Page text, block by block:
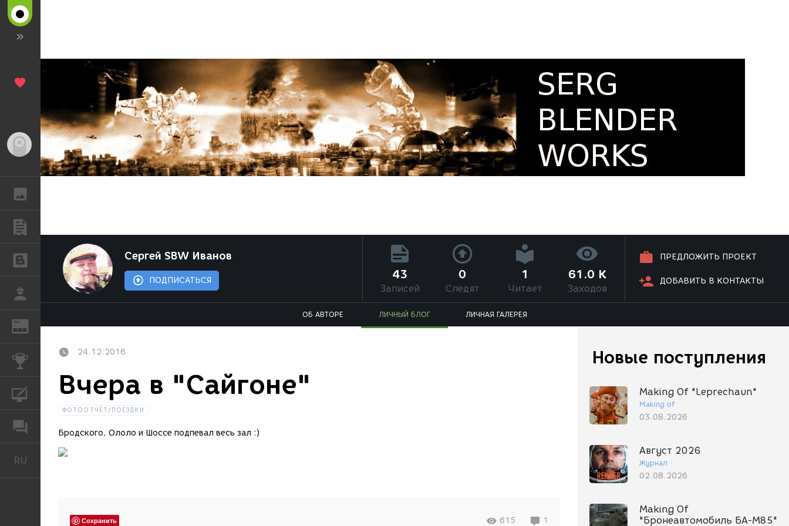
БЛОГИ
REN ЖУРНАЛ
КОНКУРСЫ
КУРСЫ
RU Русский
Сергей SBW Иванов
ПОДПИСАТЬСЯ
ПРЕДЛОЖИТЬ ПРОЕКТ
ДОБАВИТЬ В КОНТАКТЫ
43
Записей
0
Следят
1
Читает
61.0 K
Заходов
ОБ АВТОРЕ ЛИЧНЫЙ БЛОГ ЛИЧНАЯ ГАЛЕРЕЯ
Новые поступления
Making Of "Leprechaun"
Making of
03.08.2026
Август 2026
Журнал
02.08.2026
Making Of
"Бронеавтомобиль БА-М85"
24.12.2016
Вчера в "Сайгоне"
ФОТООТЧЕТ/ПОЕЗДКИ
Бродского, Ололо и Шоссе подпевал весь зал :)
Сохранить 615 1